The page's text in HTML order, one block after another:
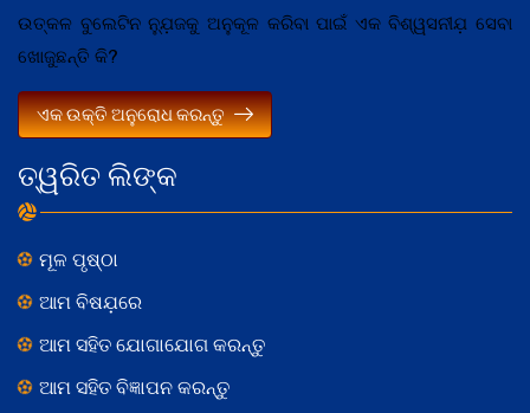
ତ୍ୱରିତ ଲିଙ୍କ
ମୂଳ ପୃଷ୍ଠା
ଆମ ବିଷଯ଼ରେ
ଆମ ସହିତ ଯୋଗାଯୋଗ କରନ୍ତୁ
ଆମ ସହିତ ବିଜ୍ଞାପନ କରନ୍ତୁ
ଉତ୍କଳ ବୁଲେଟିନ ନ୍ଯ଼ୁଜକୁ ଅନୁକୂଳ କରିବା ପାଇଁ ଏକ ବିଶ୍ୱସନୀଯ଼ ସେବା
ଖୋଜୁଛନ୍ତି କି?
ଏକ ଉକ୍ତି ଅନୁରୋଧ କରନ୍ତୁ